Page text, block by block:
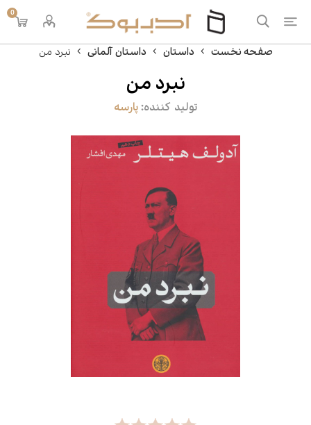
0
صفحه نخست داستان داستان آلمانی نبرد من
نبرد من
تولید کننده: پارسه